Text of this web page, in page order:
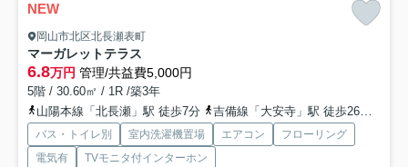
NEW
岡山市北区北長瀬表町
マーガレットテラス
6.8万円 管理/共益費5,000円
5階 / 30.60㎡ / 1R /築3年
山陽本線「北長瀬」駅 徒歩7分
吉備線「大安寺」駅 徒歩26分
バス・トイレ別 室内洗濯機置場 エアコン
フローリング
電気有
TVモニタ付インターホン